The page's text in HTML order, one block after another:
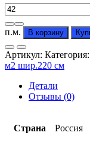
Количество
товара
Бязь
"Кассана
сиреневый"
(от
производителя)
п.м. В корзину
Артикул: Категория:
м2 шир.220 см
Детали
Отзывы (0)
Страна Россия